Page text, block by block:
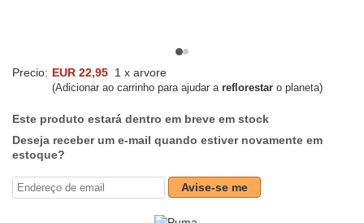
Precio: EUR 22,95 1 x arvore
(Adicionar ao carrinho para ajudar a reflorestar o planeta)
Este produto estará dentro em breve em stock
Deseja receber um e-mail quando estiver novamente em
estoque?
Avise-se me